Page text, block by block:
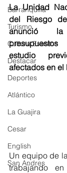
Barranquilla
Turismo
Cultura Eventos
Destacar
Deportes
Atlántico
La Guajira
Cesar
English
San Andres
La Unidad
del Riesgo
anunció
estudio
afectados en el
Un equipo de
trabajando